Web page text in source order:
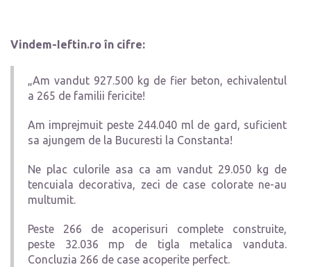
Vindem-Ieftin.ro în cifre:
„Am vandut 927.500 kg de fier beton, echivalentul
a 265 de familii fericite!
Am imprejmuit peste 244.040 ml de gard, suficient
sa ajungem de la Bucuresti la Constanta!
Ne plac culorile asa ca am vandut 29.050 kg de
tencuiala decorativa, zeci de case colorate ne-au
multumit.
Peste 266 de acoperisuri complete construite,
peste 32.036 mp de tigla metalica vanduta.
Concluzia 266 de case acoperite perfect.